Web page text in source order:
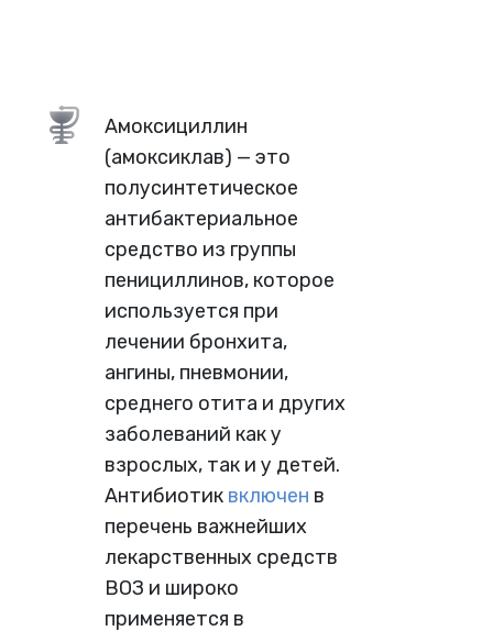
Амоксициллин
(амоксиклав) — это
полусинтетическое
антибактериальное
средство из группы
пенициллинов, которое
используется при
лечении бронхита,
ангины, пневмонии,
среднего отита и других
заболеваний как у
взрослых, так и у детей.
Антибиотик включен в
перечень важнейших
лекарственных средств
ВОЗ и широко
применяется в